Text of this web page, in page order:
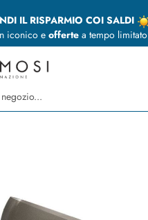
IL RISPARMIO COI SALDI
iconico eoffertea tempo limitato